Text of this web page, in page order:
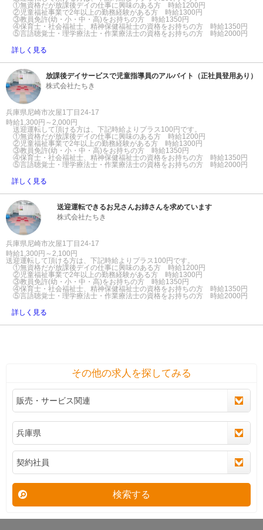
①無資格だが放課後デイの仕事に興味のある方 時給1200円
②児童福祉事業で2年以上の勤務経験がある方 時給1300円
③教員免許(幼・小・中・高)をお持ちの方 時給1350円
④保育士・社会福祉士、精神保健福祉士の資格をお持ちの方 時給1350円
⑤言語聴覚士・理学療法士・作業療法士の資格をお持ちの方 時給2000円
詳しく見る
放課後デイサービスで児童指導員のアルバイト（正社員登用あり）
株式会社たちき
兵庫県尼崎市次屋1丁目24-17
時給1,300円～2,000円
送迎運転して頂ける方は、下記時給よりプラス100円です。
①無資格だが放課後デイの仕事に興味のある方 時給1200円
②児童福祉事業で2年以上の勤務経験がある方 時給1300円
③教員免許(幼・小・中・高)をお持ちの方 時給1350円
④保育士・社会福祉士、精神保健福祉士の資格をお持ちの方 時給1350円
⑤言語聴覚士・理学療法士・作業療法士の資格をお持ちの方 時給2000円
詳しく見る
送迎運転できるお兄さんお姉さんを求めています
株式会社たちき
兵庫県尼崎市次屋1丁目24-17
時給1,300円～2,100円
送迎運転して頂ける方は、下記時給よりプラス100円です。
①無資格だが放課後デイの仕事に興味のある方 時給1200円
②児童福祉事業で2年以上の勤務経験がある方 時給1300円
③教員免許(幼・小・中・高)をお持ちの方 時給1350円
④保育士・社会福祉士、精神保健福祉士の資格をお持ちの方 時給1350円
⑤言語聴覚士・理学療法士・作業療法士の資格をお持ちの方 時給2000円
詳しく見る
その他の求人を探してみる
検索する